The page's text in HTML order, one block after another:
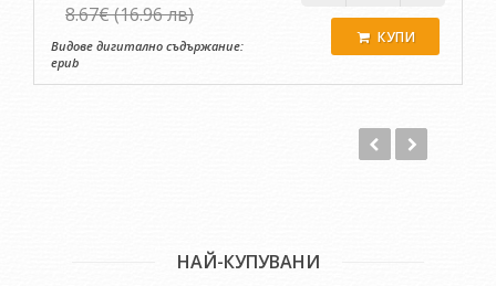
8.67€ (16.96 лв)
Видове дигитално съдържание:
epub
КУПИ
НАЙ-КУПУВАНИ